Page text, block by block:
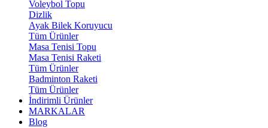
Voleybol Topu
Dizlik
Ayak Bilek Koruyucu
Tüm Ürünler
Masa Tenisi Topu
Masa Tenisi Raketi
Tüm Ürünler
Badminton Raketi
Tüm Ürünler
İndirimli Ürünler
MARKALAR
Blog